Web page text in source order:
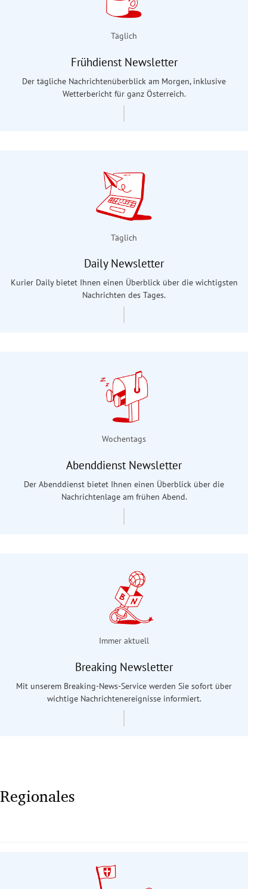
Täglich
Frühdienst Newsletter
Der tägliche Nachrichtenüberblick am Morgen, inklusive
Wetterbericht für ganz Österreich.
Täglich
Daily Newsletter
Kurier Daily bietet Ihnen einen Überblick über die wichtigsten
Nachrichten des Tages.
Wochentags
Abenddienst Newsletter
Der Abenddienst bietet Ihnen einen Überblick über die
Nachrichtenlage am frühen Abend.
Immer aktuell
Breaking Newsletter
Mit unserem Breaking-News-Service werden Sie sofort über
wichtige Nachrichtenereignisse informiert.
Regionales